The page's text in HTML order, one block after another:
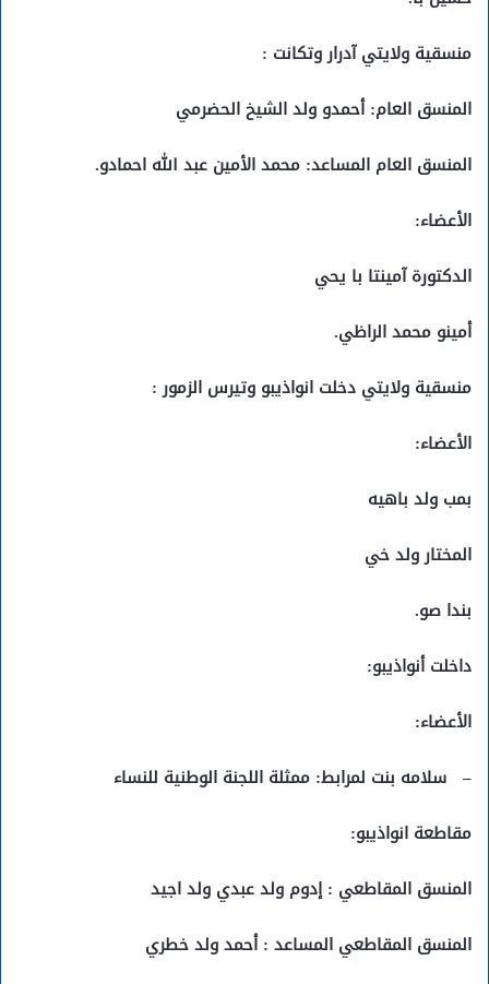
منسقية ولايتي آدرار وتكانت :
المنسق العام: أحمدو ولد الشيخ الحضرمي
المنسق العام المساعد: محمد الأمين عبد الله احمادو.
الأعضاء:
الدكتورة آمينتا با يحي
أمينو محمد الراظي.
منسقية ولايتي دخلت انواذيبو وتيرس الزمور :
الأعضاء:
بمب ولد باهيه
المختار ولد خي
بندا صو.
داخلت أنواذيبو:
الأعضاء:
– سلامه بنت لمرابط: ممثلة اللجنة الوطنية للنساء
مقاطعة انواذيبو:
المنسق المقاطعي : إدوم ولد عبدي ولد اجيد
المنسق المقاطعي المساعد : أحمد ولد خطري